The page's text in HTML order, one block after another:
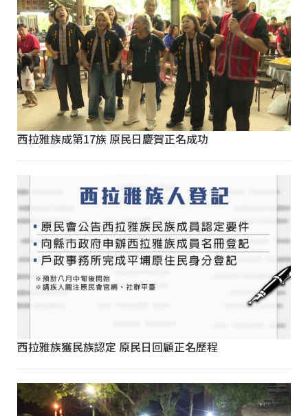
西拉雅族成第17族 原民日慶賀正名成功
西拉雅族獲民族認定 原民日回顧正名歷程